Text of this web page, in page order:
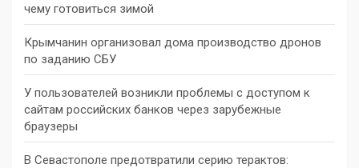
чему готовиться зимой
Крымчанин организовал дома производство дронов
по заданию СБУ
У пользователей возникли проблемы с доступом к
сайтам российских банков через зарубежные
браузеры
В Севастополе предотвратили серию терактов: